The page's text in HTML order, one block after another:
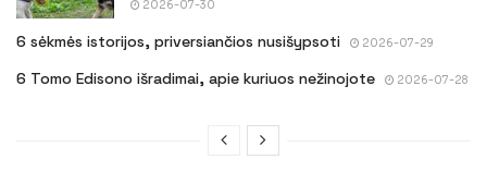
2026-07-30
6 sėkmės istorijos, priversiančios nusišypsoti 2026-07-29
6 Tomo Edisono išradimai, apie kuriuos nežinojote 2026-07-28